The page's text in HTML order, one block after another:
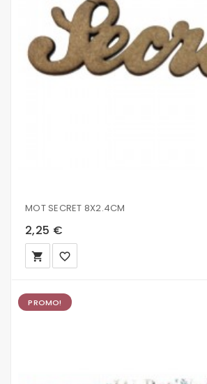
MOT SECRET 8X2.4CM
2,25 €
local_grocery_store favorite_border
PROMO!